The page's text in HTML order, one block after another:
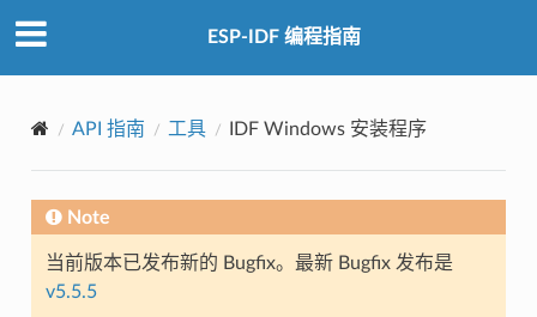
ESP-IDF 编程指南
API 指南 工具 IDF Windows 安装程序
Note
当前版本已发布新的 Bugfix。最新 Bugfix 发布是
v5.5.5